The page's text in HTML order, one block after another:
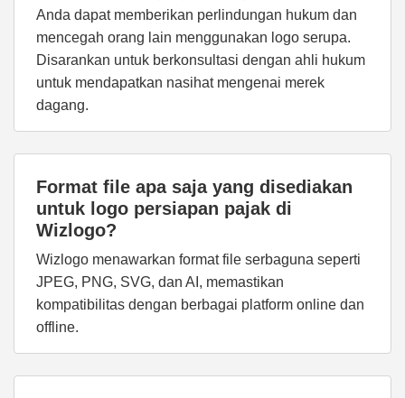
Anda dapat memberikan perlindungan hukum dan
mencegah orang lain menggunakan logo serupa.
Disarankan untuk berkonsultasi dengan ahli hukum
untuk mendapatkan nasihat mengenai merek
dagang.
Format file apa saja yang disediakan
untuk logo persiapan pajak di
Wizlogo?
Wizlogo menawarkan format file serbaguna seperti
JPEG, PNG, SVG, dan AI, memastikan
kompatibilitas dengan berbagai platform online dan
offline.